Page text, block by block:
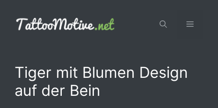
Inhalt
springen
Menü
Tiger mit Blumen Design
auf der Bein